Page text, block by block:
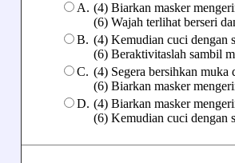
A. (4) Biarkan masker
(6) Wajah terlihat berseri
B. (4) Kemudian cuci dengan
(6) Beraktivitaslah sambil
C. (4) Segera bersihkan muka
(6) Biarkan masker
D. (4) Biarkan masker
(6) Kemudian cuci dengan